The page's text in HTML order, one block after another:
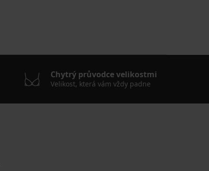
Chytrý průvodce velikostmi
Velikost, která vám vždy padne